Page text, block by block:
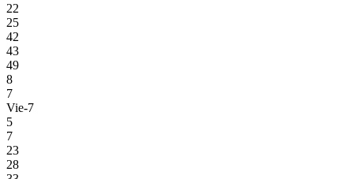
22
25
42
43
49
8
7
Vie-7
5
7
23
28